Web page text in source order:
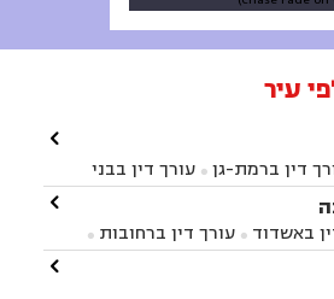
עיר
דין ברמת-גן 
עורך דין בבני
עורך דין בראשון לציון
דין בנס ציונה
עורך דין בחולון
עורך

באשדוד  עורך דין ברחובות 
עורך דין במודיעין
עורך דין

